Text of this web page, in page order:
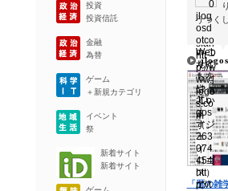
うつく
「暦の
投資
投資信託
金融
為替
ゲーム
＋新規カテゴリ
イベント
祭
新着サイト
新着サイト